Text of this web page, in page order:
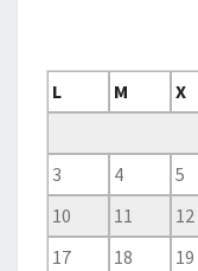
L
M X
3
4 5
10
11 12
17
18 19